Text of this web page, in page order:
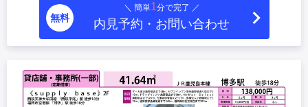
無料
＼ 簡単1分で完了 ／
内見予約・お問い合わせ